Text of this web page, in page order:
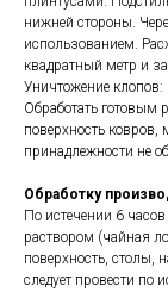
нижней стороны.
использованием.
квадратный метр и
Уничтожение клопов:
Обработать готовым
поверхность ковров,
принадлежности не
Обработку
По истечении 6
раствором (чайная
поверхность, столы,
следует провести по